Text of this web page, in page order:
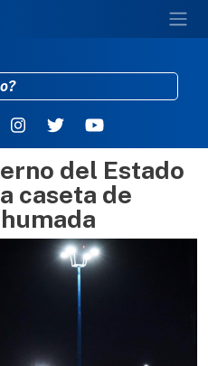
Pasar al contenido principal
del Estado
caseta de